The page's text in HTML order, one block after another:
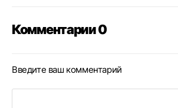
Комментарии 0
Введите ваш комментарий